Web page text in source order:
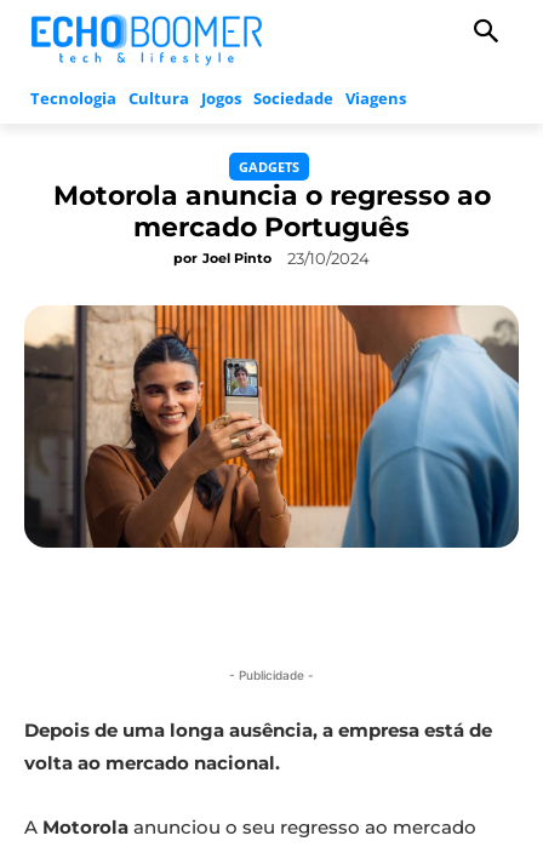
Tecnologia Cultura Jogos Sociedade Viagens
GADGETS
Motorola anuncia o regresso ao
mercado Português
por Joel Pinto 23/10/2024
- Publicidade -
Depois de uma longa ausência, a empresa está de
volta ao mercado nacional.
A Motorola anunciou o seu regresso ao mercado